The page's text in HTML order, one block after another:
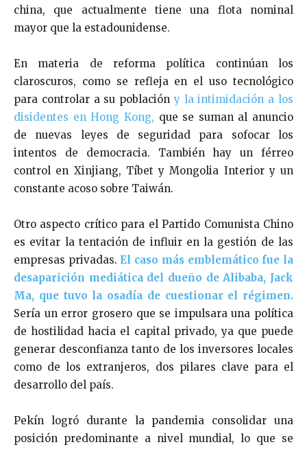
china, que actualmente tiene una flota nominal
mayor que la estadounidense.
En materia de reforma política continúan los
claroscuros, como se refleja en el uso tecnológico
para controlar a su poblacióny la intimidación a los
disidentes en Hong Kong, que se suman al anuncio
de nuevas leyes de seguridad para sofocar los
intentos de democracia. También hay un férreo
control en Xinjiang, Tíbet y Mongolia Interior y un
constante acoso sobre Taiwán.
Otro aspecto crítico para el Partido Comunista Chino
es evitar la tentación de influir en la gestión de las
empresas privadas. El caso más emblemático fue la
desaparición mediática del dueño de Alibaba, Jack
Ma, que tuvo la osadía de cuestionar el régimen.
Sería un error grosero que se impulsara una política
de hostilidad hacia el capital privado, ya que puede
generar desconfianza tanto de los inversores locales
como de los extranjeros, dos pilares clave para el
desarrollo del país.
Pekín logró durante la pandemia consolidar una
posición predominante a nivel mundial, lo que se